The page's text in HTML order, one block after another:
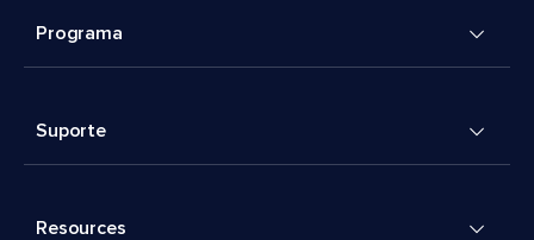
Programa
Suporte
Resources